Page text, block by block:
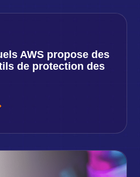
AWS propose des
de protection des